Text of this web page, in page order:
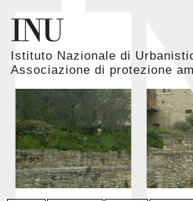
Istituto Nazionale di
Associazione di protezione